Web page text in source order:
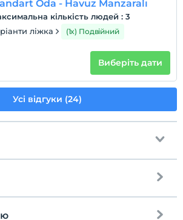
Oda - Havuz Manzaralı
кількість людей : 3
ліжка
(1x) Подвійний
Виберіть дати
Усі відгуки (24)